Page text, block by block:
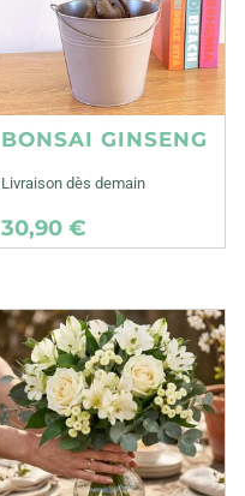
BONSAI GINSENG
Livraison dès demain
30,90 €